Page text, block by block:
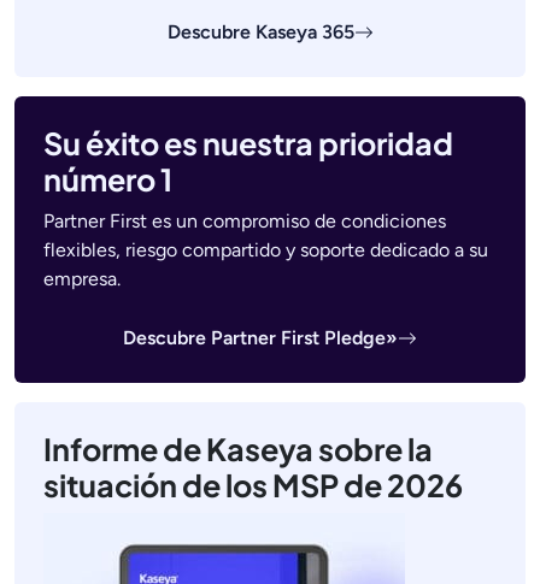
Descubre Kaseya 365
Su éxito es nuestra prioridad
número 1
Partner First es un compromiso de condiciones
flexibles, riesgo compartido y soporte dedicado a su
empresa.
Descubre Partner First Pledge»
Informe de Kaseya sobre la
situación de los MSP de 2026